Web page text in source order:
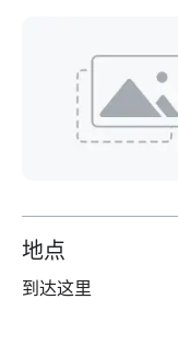
地点
到达这里